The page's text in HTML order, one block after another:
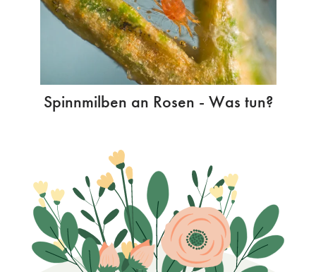
Spinnmilben an Rosen - Was tun?